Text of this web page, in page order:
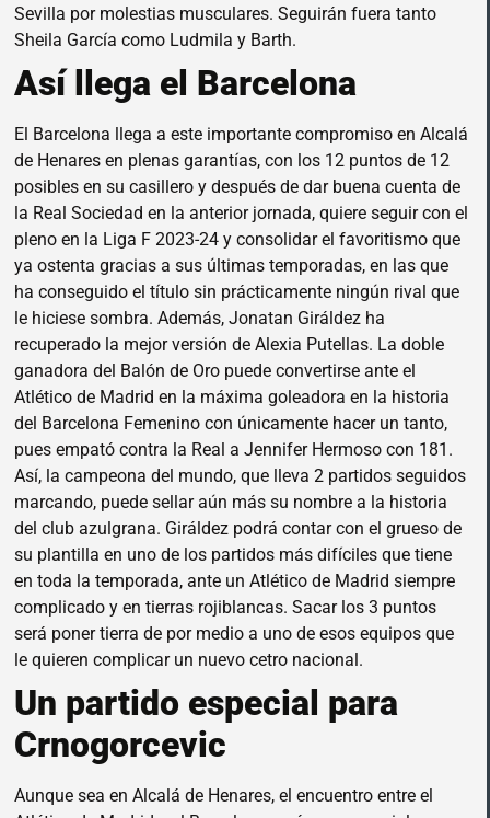
Sevilla por molestias musculares. Seguirán fuera tanto
Sheila García como Ludmila y Barth.
Así llega el Barcelona
El Barcelona llega a este importante compromiso en Alcalá
de Henares en plenas garantías, con los 12 puntos de 12
posibles en su casillero y después de dar buena cuenta de
la Real Sociedad en la anterior jornada, quiere seguir con el
pleno en la Liga F 2023-24 y consolidar el favoritismo que
ya ostenta gracias a sus últimas temporadas, en las que
ha conseguido el título sin prácticamente ningún rival que
le hiciese sombra. Además, Jonatan Giráldez ha
recuperado la mejor versión de Alexia Putellas. La doble
ganadora del Balón de Oro puede convertirse ante el
Atlético de Madrid en la máxima goleadora en la historia
del Barcelona Femenino con únicamente hacer un tanto,
pues empató contra la Real a Jennifer Hermoso con 181.
Así, la campeona del mundo, que lleva 2 partidos seguidos
marcando, puede sellar aún más su nombre a la historia
del club azulgrana. Giráldez podrá contar con el grueso de
su plantilla en uno de los partidos más difíciles que tiene
en toda la temporada, ante un Atlético de Madrid siempre
complicado y en tierras rojiblancas. Sacar los 3 puntos
será poner tierra de por medio a uno de esos equipos que
le quieren complicar un nuevo cetro nacional.
Un partido especial para
Crnogorcevic
Aunque sea en Alcalá de Henares, el encuentro entre el